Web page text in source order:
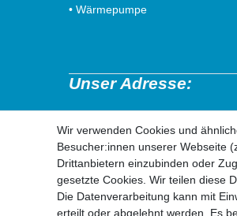
• Wärmepumpe
Unser Adresse:
Von-Braun-Str. 25a
52511 Geilenkirchen
Wir verwenden Cookies und
Besucher:innen unserer Webseite
Drittanbietern einzubinden oder
gesetzte Cookies. Wir teilen diese
Die Datenverarbeitung kann mit
erteilt oder abgelehnt werden. Es